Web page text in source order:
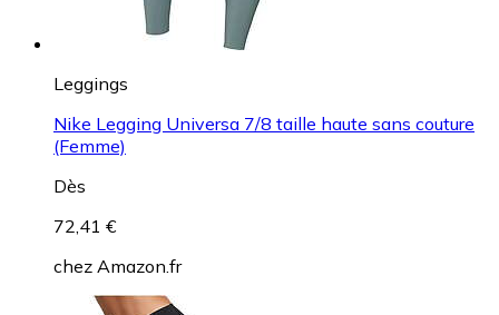
Leggings
Nike Legging Universa 7/8 taille haute sans couture
(Femme)
Dès
72,41 €
chez Amazon.fr